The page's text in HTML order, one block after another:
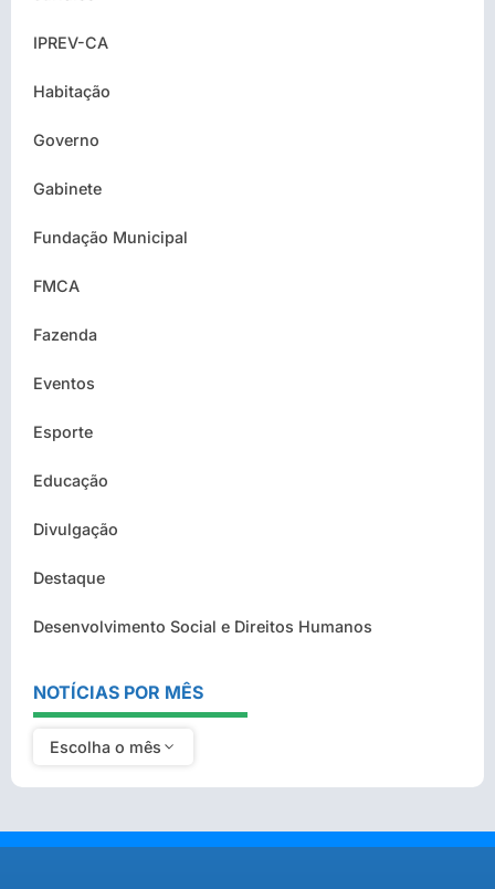
IPREV-CA
Habitação
Governo
Gabinete
Fundação Municipal
FMCA
Fazenda
Eventos
Esporte
Educação
Divulgação
Destaque
Desenvolvimento Social e Direitos Humanos
NOTÍCIAS POR MÊS
Escolha o mês